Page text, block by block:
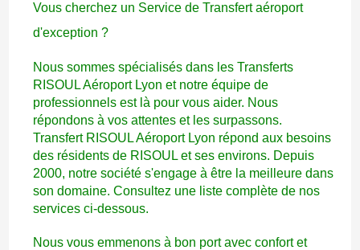
Vous cherchez un Service de Transfert aéroport
d'exception ?
Nous sommes spécialisés dans les Transferts
RISOUL Aéroport Lyon et notre équipe de
professionnels est là pour vous aider. Nous
répondons à vos attentes et les surpassons.
Transfert RISOUL Aéroport Lyon répond aux besoins
des résidents de RISOUL et ses environs. Depuis
2000, notre société s'engage à être la meilleure dans
son domaine. Consultez une liste complète de nos
services ci-dessous.
Nous vous emmenons à bon port avec confort et